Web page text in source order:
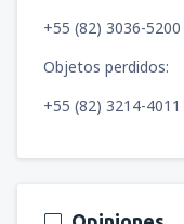
+55 (82) 3036-5200
Objetos perdidos:
+55 (82) 3214-4011